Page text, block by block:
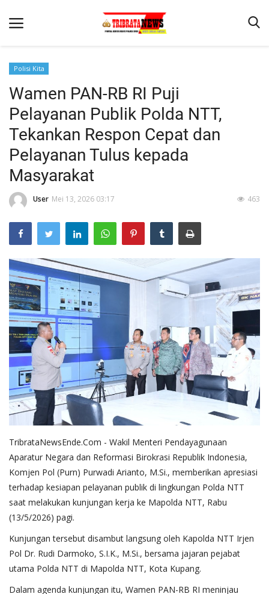
Beranda
Terms & Conditions
Binkam
Lantas
Mitra Polisi
Giat Ops
Polisi Kita
Wamen PAN-RB RI Puji
Pelayanan Publik Polda NTT,
Tekankan Respon Cepat dan
Pelayanan Tulus kepada
Masyarakat
User Mei 13, 2026 03:17 463
TribrataNewsEnde.Com - Wakil Menteri Pendayagunaan
Aparatur Negara dan Reformasi Birokrasi Republik Indonesia,
Komjen Pol (Purn) Purwadi Arianto, M.Si., memberikan apresiasi
terhadap kesiapan pelayanan publik di lingkungan Polda NTT
saat melakukan kunjungan kerja ke Mapolda NTT, Rabu
(13/5/2026) pagi.
Kunjungan tersebut disambut langsung oleh Kapolda NTT Irjen
Pol Dr. Rudi Darmoko, S.I.K., M.Si., bersama jajaran pejabat
utama Polda NTT di Mapolda NTT, Kota Kupang.
Dalam agenda kunjungan itu, Wamen PAN-RB RI meninjau